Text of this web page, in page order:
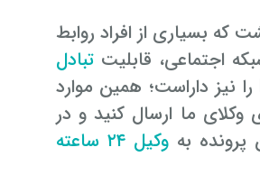
که بسیاری از افراد روابط
اجتماعی، قابلیت تبادل
، ویدئویی، صوتی و حتی فرمت های کامپیوتری نظیر Word و PDF را نیز داراست؛ همین موارد
ما ارسال کنید و در
پرونده به وکیل ۲۴ ساعته